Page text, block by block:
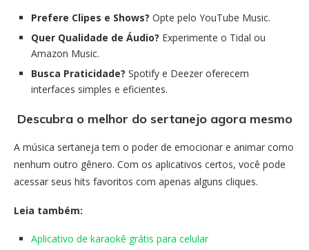
Prefere Clipes e Shows? Opte pelo YouTube Music.
Quer Qualidade de Áudio? Experimente o Tidal ou
Amazon Music.
Busca Praticidade? Spotify e Deezer oferecem
interfaces simples e eficientes.
Descubra o melhor do sertanejo agora mesmo
A música sertaneja tem o poder de emocionar e animar como
nenhum outro gênero. Com os aplicativos certos, você pode
acessar seus hits favoritos com apenas alguns cliques.
Leia também:
Aplicativo de karaokê grátis para celular